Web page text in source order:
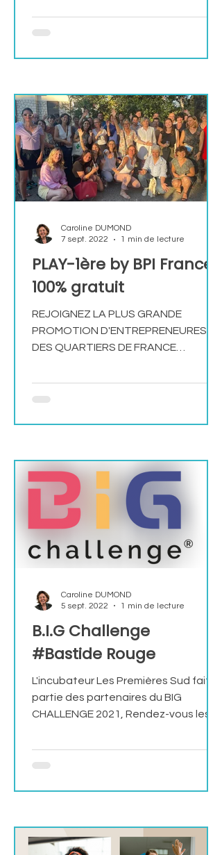
le mardi 25 octobre 2022 par
Stéphane MAGGIOLINI en
création et la Reprise d’entreprise en
Région sud. L'interview, diffusée en
direct sur BFMTV est disponible en
replay Les Premières Sud promeut la
mixité entrepreneuriale dans le 13 La
mixité
PLAY-1ère by BPI France
100% gratuit
REJOIGNEZ LA PLUS GRANDE
PROMOTION D'ENTREPRENEURES
DES QUARTIERS DE FRANCE
Caroline DUMOND
7 sept. 2022
1 min de lecture
B.I.G Challenge
#Bastide Rouge
L'incubateur Les Premières Sud fait
partie des partenaires du BIG
CHALLENGE 2021, Rendez-vous les
nouveau Campus Cannes Bastide
Rouge pour deux journées
septembre 2021 09h00 - 12h00 : Get
In The Ring Bootcamp coaching Pitch
Caroline DUMOND
5 sept. 2022
1 min de lecture